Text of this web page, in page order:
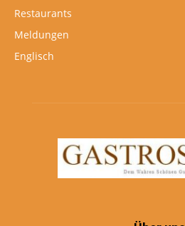
Restaurants
Meldungen
Englisch